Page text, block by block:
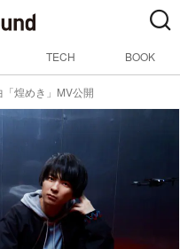
TECH BOOK
「煌めき」MV公開